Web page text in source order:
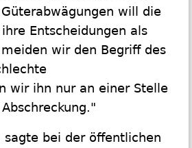
will die
Entscheidungen als
wir den Begriff des
wir ihn nur an einer Stelle
sagte bei der öffentlichen